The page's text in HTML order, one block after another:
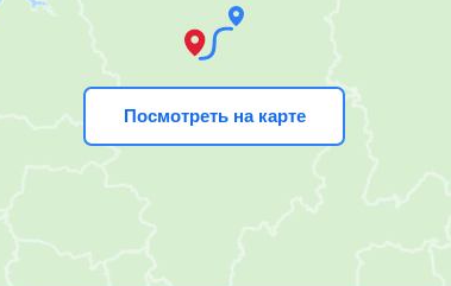
Посмотреть на карте